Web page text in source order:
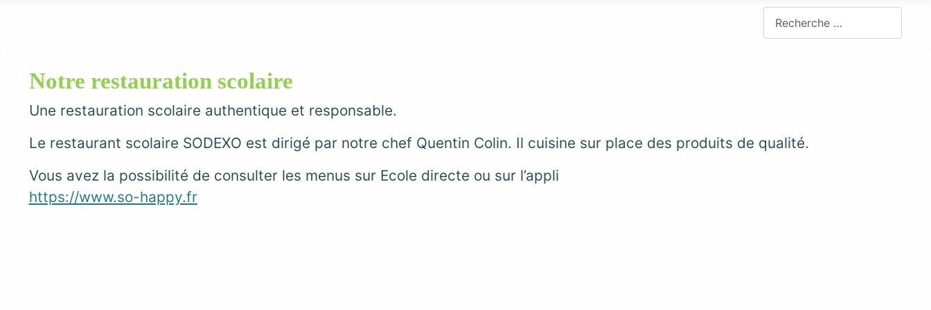
Rechercher
Notre restauration scolaire
Une restauration scolaire authentique et responsable.
Le restaurant scolaire SODEXO est dirigé par notre chef Quentin Colin. Il cuisine sur place des produits de qualité.
Vous avez la possibilité de consulter les menus sur Ecole directe ou sur l’appli
https://www.so-happy.fr